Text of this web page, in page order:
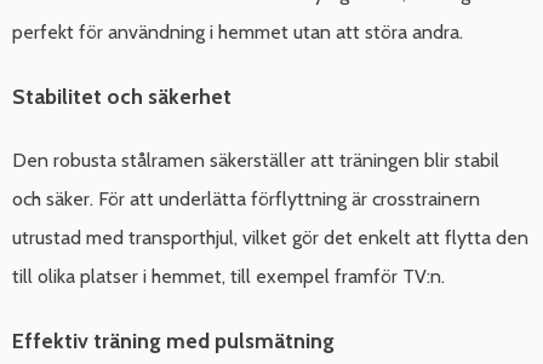
perfekt för användning i hemmet utan att störa andra.
Stabilitet och säkerhet
Den robusta stålramen säkerställer att träningen blir stabil
och säker. För att underlätta förflyttning är crosstrainern
utrustad med transporthjul, vilket gör det enkelt att flytta den
till olika platser i hemmet, till exempel framför TV:n.
Effektiv träning med pulsmätning